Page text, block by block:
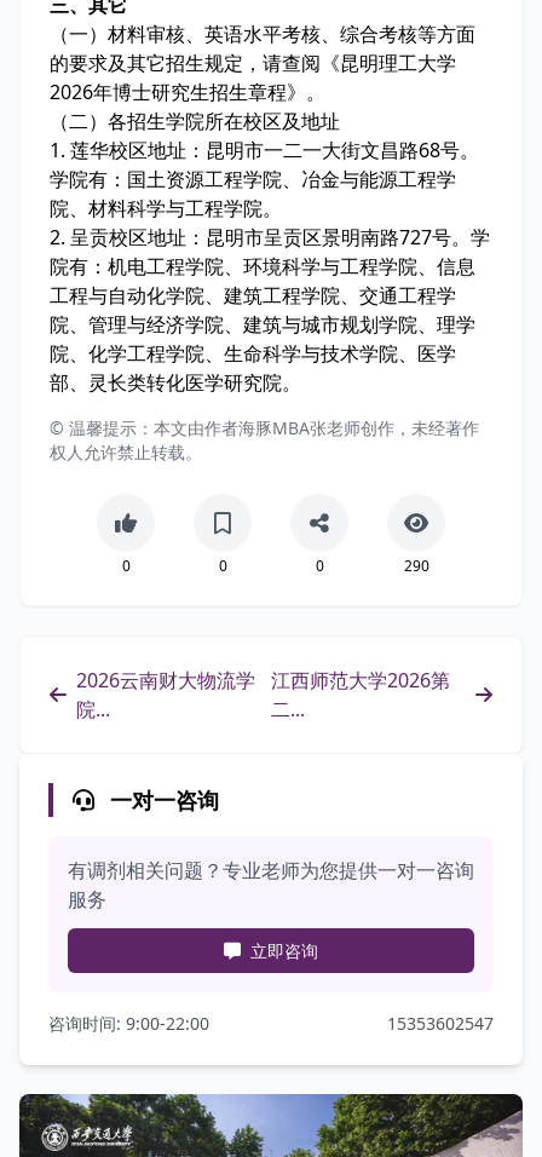
（一）材料审核、英语水平考核、综合考核等方面
的要求及其它招生规定，请查阅《昆明理工大学
2026年博士研究生招生章程》。
（二）各招生学院所在校区及地址
1. 莲华校区地址：昆明市一二一大街文昌路68号。
学院有：国土资源工程学院、冶金与能源工程学
院、材料科学与工程学院。
2. 呈贡校区地址：昆明市呈贡区景明南路727号。学
院有：机电工程学院、环境科学与工程学院、信息
工程与自动化学院、建筑工程学院、交通工程学
院、管理与经济学院、建筑与城市规划学院、理学
院、化学工程学院、生命科学与技术学院、医学
部、灵长类转化医学研究院。
© 温馨提示：本文由作者海豚MBA张老师创作，未经著作
权人允许禁止转载。
0 0 0 290
2026云南财大物流学
院...
江西师范大学2026第
二...
一对一咨询
有调剂相关问题？专业老师为您提供一对一咨询
服务
立即咨询
咨询时间: 9:00-22:00 15353602547